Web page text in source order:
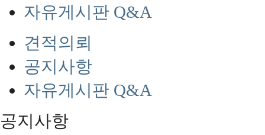
자유게시판 Q&A
견적의뢰
공지사항
자유게시판 Q&A
공지사항